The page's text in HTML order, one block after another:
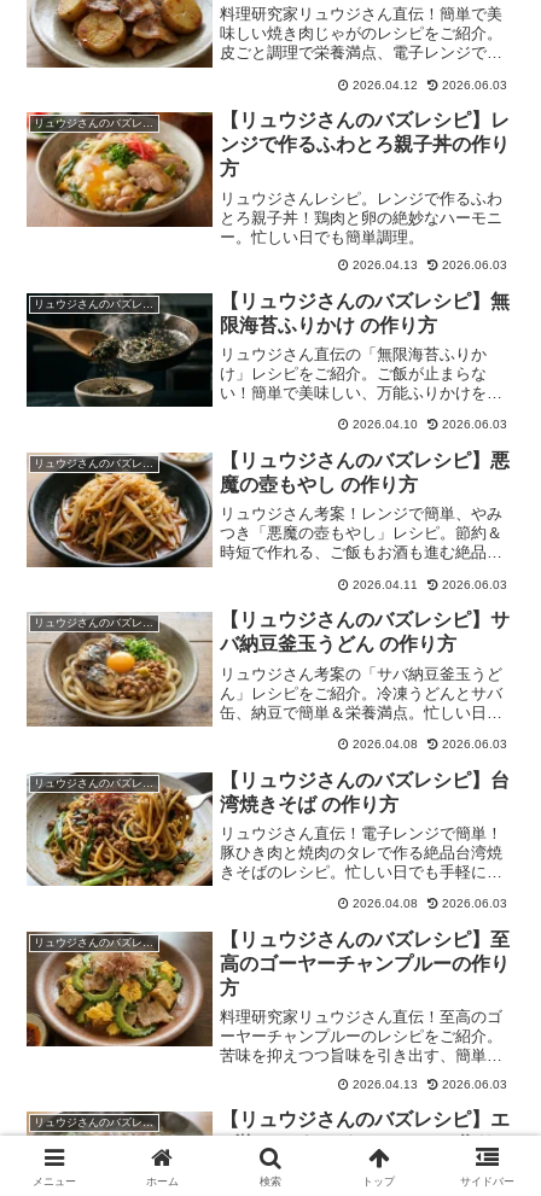
料理研究家リュウジさん直伝！簡単で美
味しい焼き肉じゃがのレシピをご紹介。
皮ごと調理で栄養満点、電子レンジで時
2026.04.12 2026.06.03
リュウジさんのバズレシピ
【リュウジさんのバズレシピ】レ
ンジで作るふわとろ親子丼の作り
方
リュウジさんレシピ。レンジで作るふわ
とろ親子丼！鶏肉と卵の絶妙なハーモニ
ー。忙しい日でも簡単調理。
2026.04.13 2026.06.03
【リュウジさんのバズレシピ】無
限海苔ふりかけ の作り方
リュウジさん直伝の「無限海苔ふりか
け」レシピをご紹介。ご飯が止まらな
い！簡単で美味しい、万能ふりかけをご
2026.04.10 2026.06.03
リュウジさんのバズレシピ
【リュウジさんのバズレシピ】悪
魔の壺もやし の作り方
リュウジさん考案！レンジで簡単、やみ
つき「悪魔の壺もやし」レシピ。節約＆
時短で作れる、ご飯もお酒も進む絶品も
2026.04.11 2026.06.03
リュウジさんのバズレシピ
【リュウジさんのバズレシピ】サ
バ納豆釜玉うどん の作り方
リュウジさん考案の「サバ納豆釜玉うど
ん」レシピをご紹介。冷凍うどんとサバ
缶、納豆で簡単＆栄養満点。忙しい日に
2026.04.08 2026.06.03
【リュウジさんのバズレシピ】台
湾焼きそば の作り方
リュウジさん直伝！電子レンジで簡単！
豚ひき肉と焼肉のタレで作る絶品台湾焼
きそばのレシピ。忙しい日でも手軽に本
2026.04.08 2026.06.03
リュウジさんのバズレシピ
【リュウジさんのバズレシピ】至
高のゴーヤーチャンプルーの作り
方
料理研究家リュウジさん直伝！至高のゴ
ーヤーチャンプルーのレシピをご紹介。
苦味を抑えつつ旨味を引き出す、簡単で
本格的な味わいをぜひお試しください。
2026.04.13 2026.06.03
リュウジさんのバズレシピ
【リュウジさんのバズレシピ】エ
ビ塩シュウマイラーメン の作り
メニュー ホーム 検索 トップ サイドバー